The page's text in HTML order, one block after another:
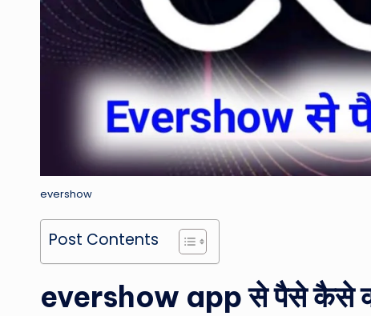
evershow
Post Contents
evershow app से पैसे कैसे